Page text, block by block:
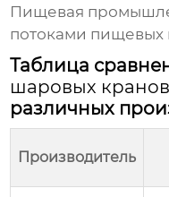
Пищевая
потоками пищевых
Таблица
шаровых
различных
Производитель